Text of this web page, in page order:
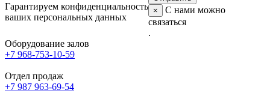
Гарантируем конфиденциальность
ваших персональных данных
×
С нами можно
связаться
.
Оборудование залов
+7 968-753-10-59
Отдел продаж
+7 987 963-69-54